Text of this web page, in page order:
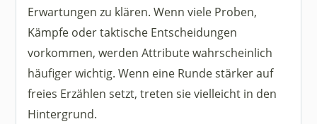
Erwartungen zu klären. Wenn viele Proben,
Kämpfe oder taktische Entscheidungen
vorkommen, werden Attribute wahrscheinlich
häufiger wichtig. Wenn eine Runde stärker auf
freies Erzählen setzt, treten sie vielleicht in den
Hintergrund.